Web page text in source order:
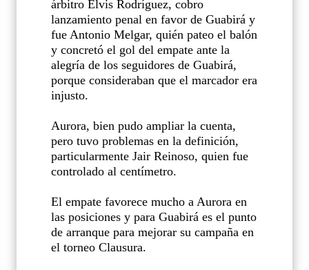
árbitro Elvis Rodríguez, cobro
lanzamiento penal en favor de Guabirá y
fue Antonio Melgar, quién pateo el balón
y concretó el gol del empate ante la
alegría de los seguidores de Guabirá,
porque consideraban que el marcador era
injusto.
Aurora, bien pudo ampliar la cuenta,
pero tuvo problemas en la definición,
particularmente Jair Reinoso, quien fue
controlado al centímetro.
El empate favorece mucho a Aurora en
las posiciones y para Guabirá es el punto
de arranque para mejorar su campaña en
el torneo Clausura.